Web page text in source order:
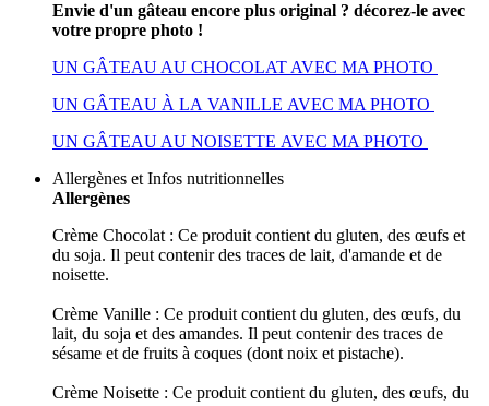
Envie d'un gâteau encore plus original ? décorez-le avec
votre propre photo !
UN GÂTEAU AU CHOCOLAT AVEC MA PHOTO
UN GÂTEAU À LA VANILLE AVEC MA PHOTO
UN GÂTEAU AU NOISETTE AVEC MA PHOTO
Allergènes et Infos nutritionnelles
Allergènes
Crème Chocolat : Ce produit contient du gluten, des œufs et
du soja. Il peut contenir des traces de lait, d'amande et de
noisette.
Crème Vanille : Ce produit contient du gluten, des œufs, du
lait, du soja et des amandes. Il peut contenir des traces de
sésame et de fruits à coques (dont noix et pistache).
Crème Noisette : Ce produit contient du gluten, des œufs, du